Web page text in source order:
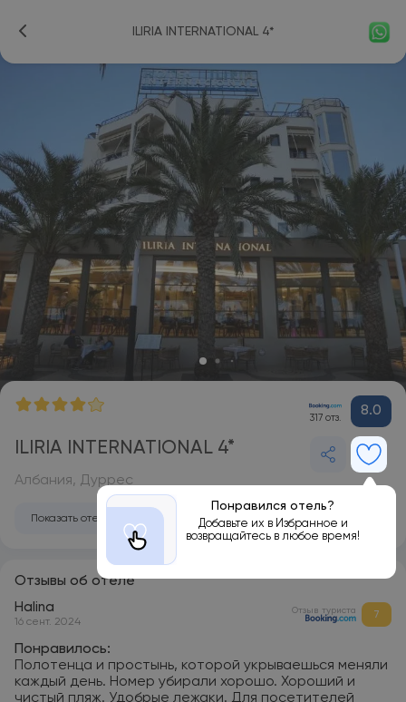
ILIRIA INTERNATIONAL 4*
317 отз. 8.0
ILIRIA INTERNATIONAL 4*
Понравился отель?
Добавьте их в Избранное и
возвращайтесь в любое время!
Албания, Дуррес
Показать отель на карте
Отзывы об отеле
Halina
16 сент. 2024
Отзыв туриста 7
Понравилось:
Полотенца и простынь, которой укрываешься меняли
каждый день. Номер убирали хорошо. Хороший и
чистый пляж. Удобрые лежаки. Для посетителей